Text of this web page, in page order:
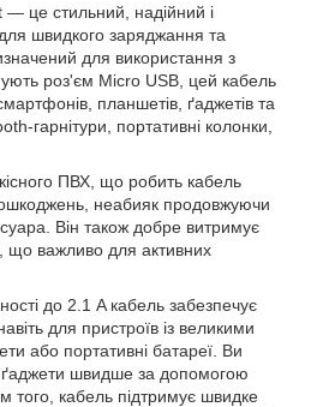
це стильний, надійний і
швидкого заряджання та
для використання з
роз'єм Micro USB, цей кабель
планшетів, ґаджетів та
гарнітури, портативні колонки,
ПВХ, що робить кабель
неабияк продовжуючи
Він також добре витримує
що важливо для активних
до 2.1 A кабель забезпечує
для пристроїв із великими
або портативні батареї. Ви
ґаджети швидше за допомогою
того, кабель підтримує швидке